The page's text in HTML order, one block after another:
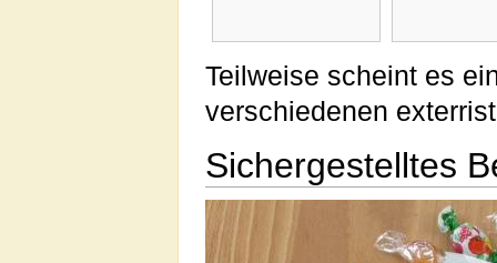
Teilweise scheint es
verschiedenen
Sichergestelltes